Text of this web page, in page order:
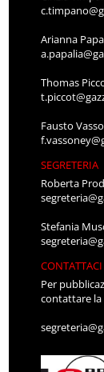
Arianna
Thomas
Fausto
SEGRETERIA
Roberta
Stefania
CONTATTACI
Per
contattare la